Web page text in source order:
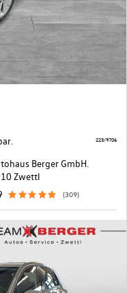
Berger GmbH.
Zwettl
(309)
223/9706